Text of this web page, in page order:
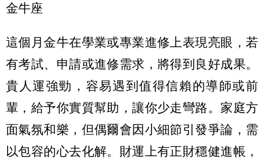
金牛座
這個月金牛在學業或專業進修上表現亮眼，若
有考試、申請或進修需求，將得到良好成果。
貴人運強勁，容易遇到值得信賴的導師或前
輩，給予你實質幫助，讓你少走彎路。家庭方
面氣氛和樂，但偶爾會因小細節引發爭論，需
以包容的心去化解。財運上有正財穩健進帳，